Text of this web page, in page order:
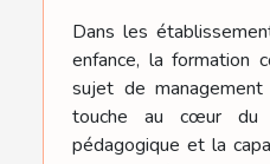
Dans les
enfance, la formation
sujet de
touche au cœur du
pédagogique et la